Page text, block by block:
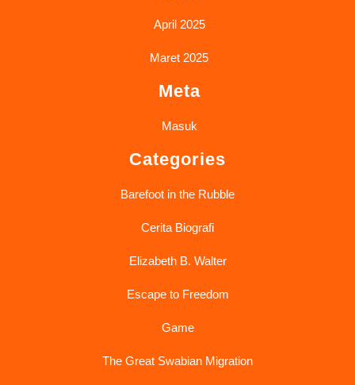
April 2025
Maret 2025
Meta
Masuk
Categories
Barefoot in the Rubble
Cerita Biografi
Elizabeth B. Walter
Escape to Freedom
Game
The Great Swabian Migration